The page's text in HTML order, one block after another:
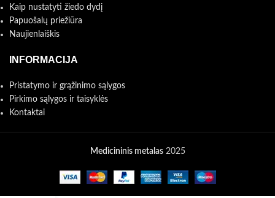
Kaip nustatyti žiedo dydį
Papuošalų priežiūra
Naujienlaiškis
INFORMACIJA
Pristatymo ir grąžinimo sąlygos
Pirkimo sąlygos ir taisyklės
Kontaktai
Medicininis metalas2025